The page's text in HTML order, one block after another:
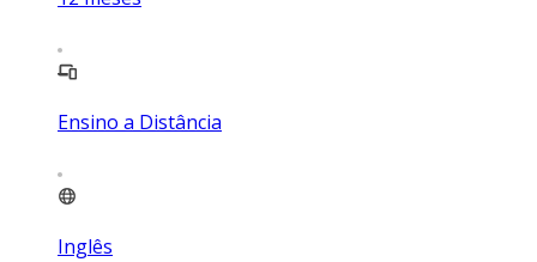
Ensino a Distância
Inglês